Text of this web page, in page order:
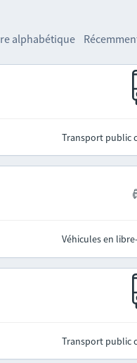
alphabétique
Transport public
Véhicules en
Transport public